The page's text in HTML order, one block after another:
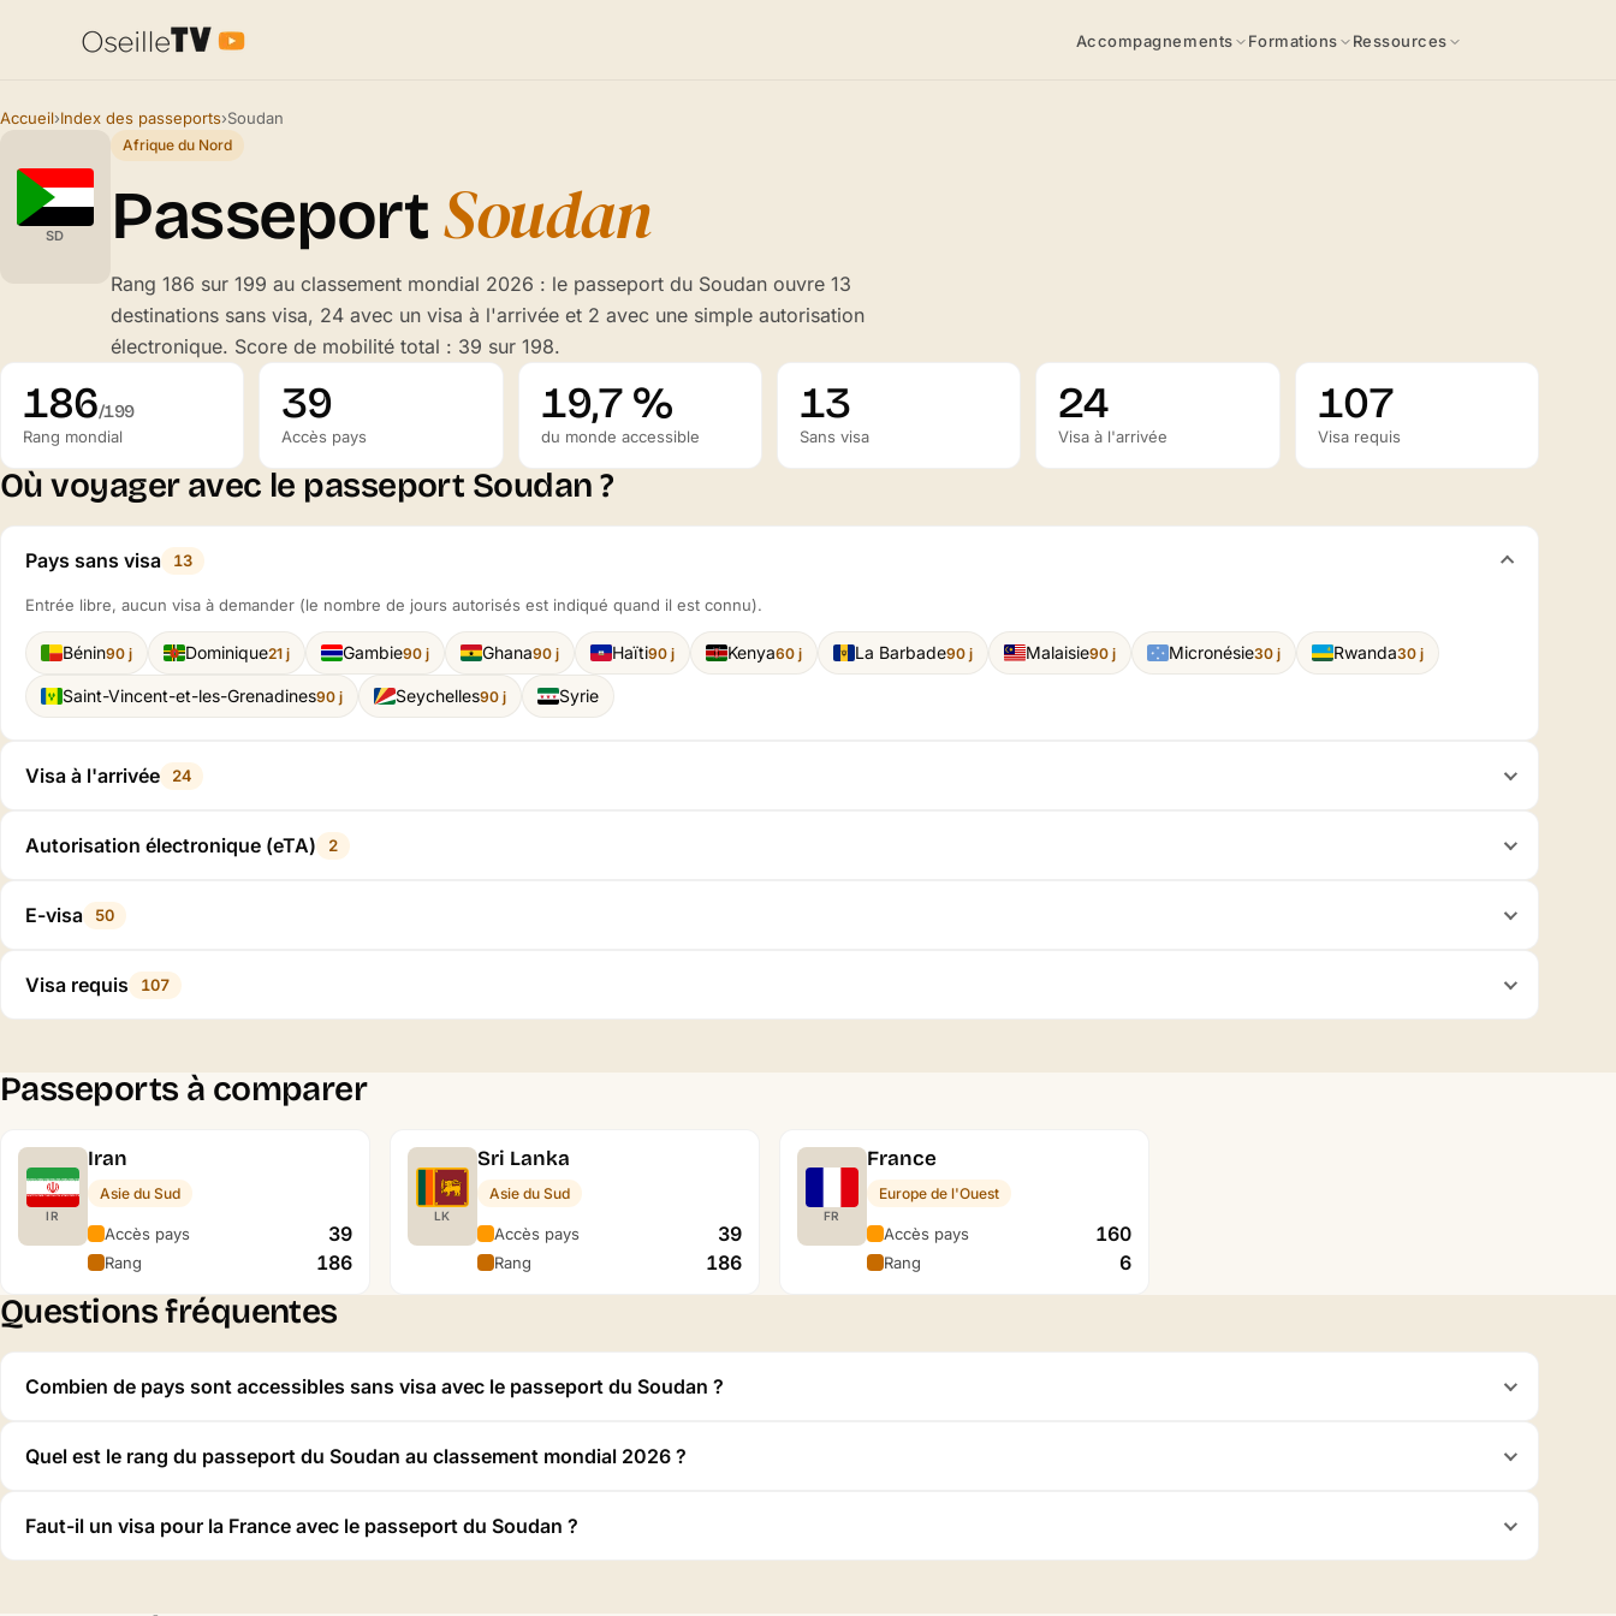
Accompagnements Formations Ressources
Accueil›Index des passeports›Soudan
SD
Afrique du Nord
PasseportSoudan
Rang 186 sur 199 au classement mondial 2026 : le passeport du Soudan ouvre 13
destinations sans visa, 24 avec un visa à l'arrivée et 2 avec une simple autorisation
électronique. Score de mobilité total : 39 sur 198.
186/199
Rang mondial
39
Accès pays
19,7 %
du monde accessible
13
Sans visa
24
Visa à l'arrivée
107
Visa requis
Où voyager avec le passeport Soudan ?
Pays sans visa 13
Entrée libre, aucun visa à demander (le nombre de jours autorisés est indiqué quand il est connu).
Bénin90 j Dominique21 j Gambie90 j Ghana90 j Haïti90 j Kenya60 j La Barbade90 j Malaisie90 j Micronésie30 j Rwanda30 j
Saint-Vincent-et-les-Grenadines90 j Seychelles90 j Syrie
Visa à l'arrivée 24
Autorisation électronique (eTA) 2
E-visa 50
Visa requis 107
Passeports à comparer
IR
Iran
Asie du Sud
Accès pays 39
Rang 186
LK
Sri Lanka
Asie du Sud
Accès pays 39
Rang 186
FR
France
Europe de l'Ouest
Accès pays 160
Rang 6
Questions fréquentes
Combien de pays sont accessibles sans visa avec le passeport du Soudan ?
Quel est le rang du passeport du Soudan au classement mondial 2026 ?
Faut-il un visa pour la France avec le passeport du Soudan ?